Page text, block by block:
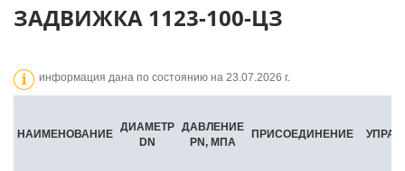
ЗАДВИЖКА 1123-100-ЦЗ
информация дана по состоянию на 23.07.2026 г.
НАИМЕНОВАНИЕ
ДИАМЕТР
DN
ДАВЛЕНИЕ
PN, МПА
ПРИСОЕДИНЕНИЕ